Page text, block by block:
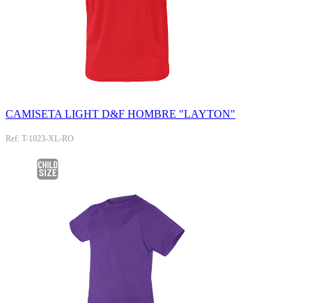
CAMISETA LIGHT D&F HOMBRE "LAYTON"
Ref: T-1023-XL-RO